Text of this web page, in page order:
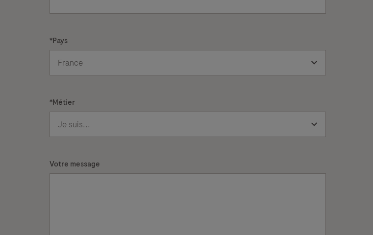
*Pays
*Métier
Votre message